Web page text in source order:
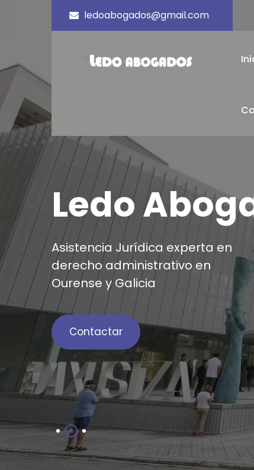
ledoabogados@gmail.com
Ledo
Asistencia Jurídica experta en
derecho administrativo en
Ourense y Galicia
Contactar